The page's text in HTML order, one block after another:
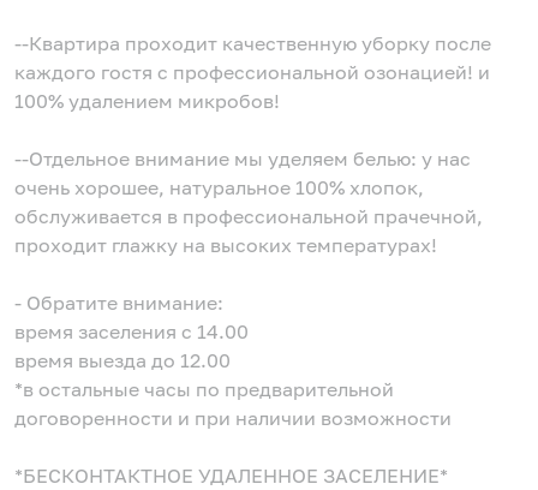
--Квартира проходит качественную уборку после
каждого гостя с профессиональной озонацией! и
100% удалением микробов!
--Отдельное внимание мы уделяем белью: у нас
очень хорошее, натуральное 100% хлопок,
обслуживается в профессиональной прачечной,
проходит глажку на высоких температурах!
- Обратите внимание:
время заселения с 14.00
время выезда до 12.00
*в остальные часы по предварительной
договоренности и при наличии возможности
*БЕСКОНТАКТНОЕ УДАЛЕННОЕ ЗАСЕЛЕНИЕ*